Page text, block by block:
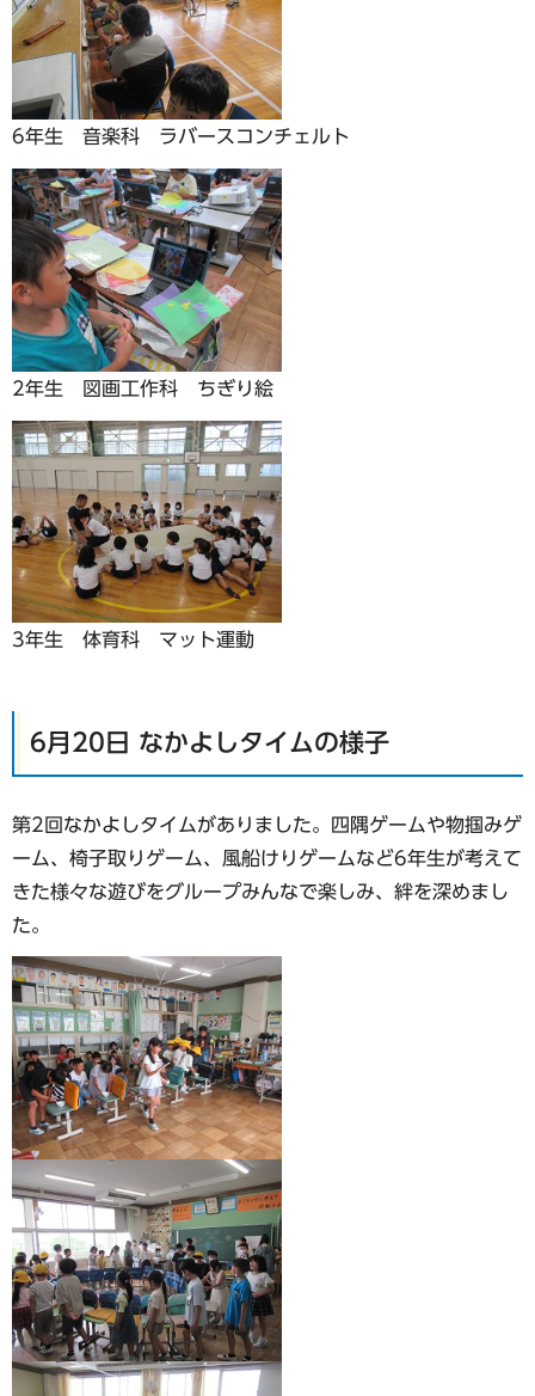
6年生 音楽科 ラバースコンチェルト
2年生 図画工作科 ちぎり絵
3年生 体育科 マット運動
6月20日 なかよしタイムの様子
第2回なかよしタイムがありました。四隅ゲームや物掴みゲ
ーム、椅子取りゲーム、風船けりゲームなど6年生が考えて
きた様々な遊びをグループみんなで楽しみ、絆を深めまし
た。